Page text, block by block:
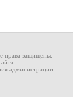
права защищены.
администрации.